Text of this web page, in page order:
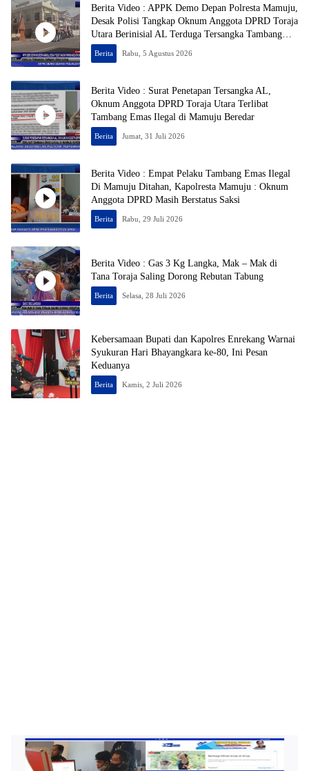
Berita Video : APPK Demo Depan Polresta Mamuju,
Desak Polisi Tangkap Oknum Anggota DPRD Toraja
Utara Berinisial AL Terduga Tersangka Tambang
Emas Ilegal
Berita Rabu, 5 Agustus 2026
Berita Video : Surat Penetapan Tersangka AL,
Oknum Anggota DPRD Toraja Utara Terlibat
Tambang Emas Ilegal di Mamuju Beredar
Berita Jumat, 31 Juli 2026
Berita Video : Empat Pelaku Tambang Emas Ilegal
Di Mamuju Ditahan, Kapolresta Mamuju : Oknum
Anggota DPRD Masih Berstatus Saksi
Berita Rabu, 29 Juli 2026
Berita Video : Gas 3 Kg Langka, Mak – Mak di
Tana Toraja Saling Dorong Rebutan Tabung
Berita Selasa, 28 Juli 2026
Kebersamaan Bupati dan Kapolres Enrekang Warnai
Syukuran Hari Bhayangkara ke-80, Ini Pesan
Keduanya
Berita Kamis, 2 Juli 2026